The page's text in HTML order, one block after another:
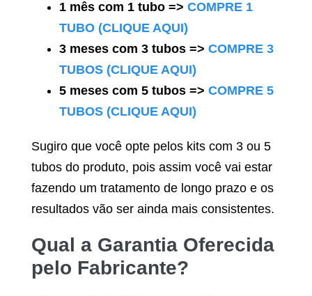
1 mês com 1 tubo => COMPRE 1
TUBO (CLIQUE AQUI)
3 meses com 3 tubos => COMPRE 3
TUBOS (CLIQUE AQUI)
5 meses com 5 tubos => COMPRE 5
TUBOS (CLIQUE AQUI)
Sugiro que você opte pelos kits com 3 ou 5
tubos do produto, pois assim você vai estar
fazendo um tratamento de longo prazo e os
resultados vão ser ainda mais consistentes.
Qual a Garantia Oferecida
pelo Fabricante?